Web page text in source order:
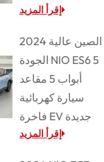
إقرأ المزيد
2024 الصين عالية
الجودة NIO ES6 5
أبواب 5 مقاعد
سيارة كهربائية
فاخرة EV جديدة
إقرأ المزيد